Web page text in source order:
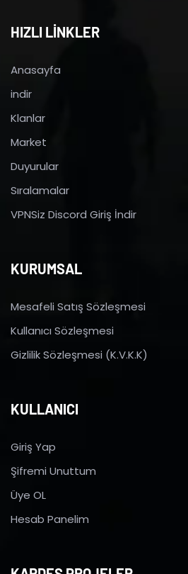
HIZLI LİNKLER
Anasayfa
indir
Klanlar
Market
Duyurular
Sıralamalar
VPNSiz Discord Giriş İndir
KURUMSAL
Mesafeli Satış Sözleşmesi
Kullanıcı Sözleşmesi
Gizlilik Sözleşmesi (K.V.K.K)
KULLANICI
Giriş Yap
Şifremi Unuttum
Üye OL
Hesab Panelim